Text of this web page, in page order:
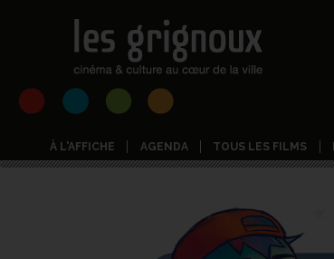
À L'AFFICHE AGENDA TOUS LES FILMS